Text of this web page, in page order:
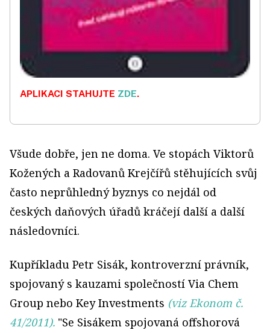
APLIKACI STAHUJTE ZDE.
Všude dobře, jen ne doma. Ve stopách Viktorů
Kožených a Radovanů Krejčířů stěhujících svůj
často neprůhledný byznys co nejdál od
českých daňových úřadů kráčejí další a další
následovníci.
Kupříkladu Petr Sisák, kontroverzní právník,
spojovaný s kauzami společností Via Chem
Group nebo Key Investments (viz Ekonom č.
41/2011). "Se Sisákem spojovaná offshorová